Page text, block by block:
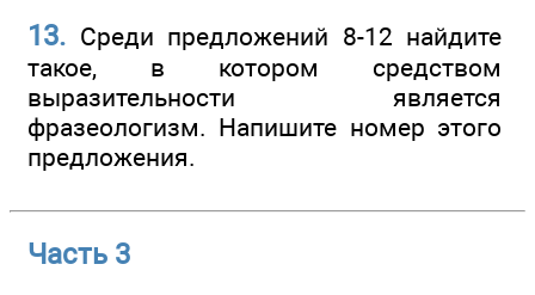
13. Среди предложений 8-12 найдите
такое, в котором средством
выразительности является
фразеологизм. Напишите номер этого
предложения.
Часть 3